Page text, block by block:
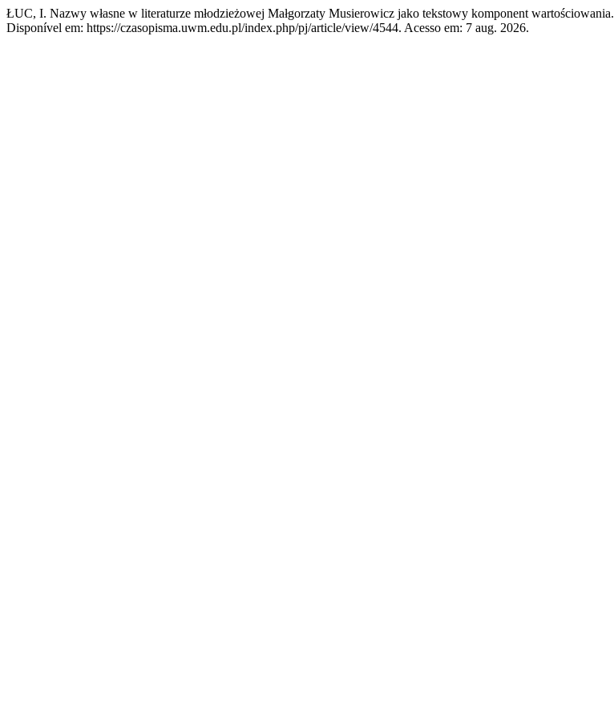
ŁUC, I. Nazwy własne w literaturze młodzieżowej Małgorzaty Musierowicz jako tekstowy komponent wartościowania.
Disponível em: https://czasopisma.uwm.edu.pl/index.php/pj/article/view/4544. Acesso em: 7 aug. 2026.